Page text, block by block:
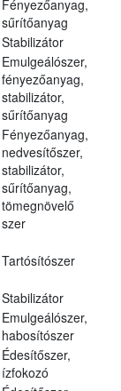
Fényezőanyag,
sűrítőanyag
Stabilizátor
Emulgeálószer,
fényezőanyag,
stabilizátor,
sűrítőanyag
Fényezőanyag,
nedvesítőszer,
stabilizátor,
sűrítőanyag,
tömegnövelő
szer
Tartósítószer
Stabilizátor
Emulgeálószer,
habosítószer
Édesítőszer,
ízfokozó